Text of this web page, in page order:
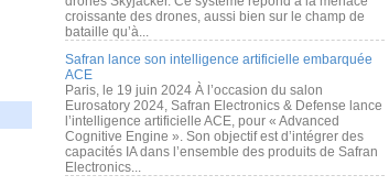
croissante des drones, aussi bien sur le champ de
bataille qu’à...
Safran lance son intelligence artificielle embarquée
ACE
Paris, le 19 juin 2024 À l’occasion du salon
Eurosatory 2024, Safran Electronics & Defense lance
l’intelligence artificielle ACE, pour « Advanced
Cognitive Engine ». Son objectif est d’intégrer des
capacités IA dans l’ensemble des produits de Safran
Electronics...